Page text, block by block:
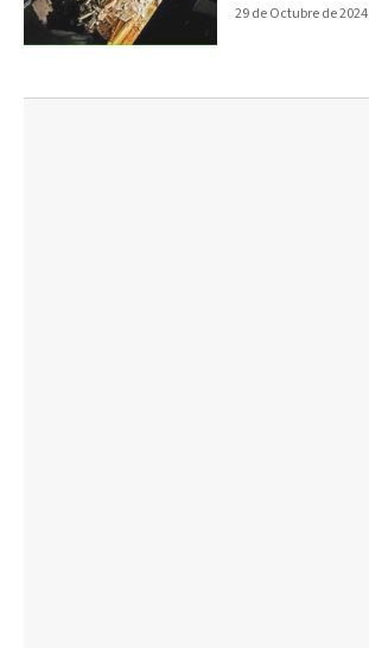
29 de Octubre de 2024